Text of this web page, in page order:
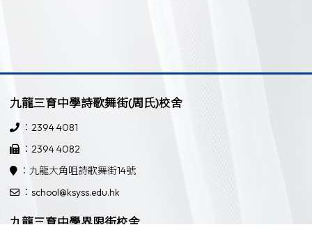
九龍三育中學詩歌舞街(周氏)校舍
：2394 4081
：2394 4082
：九龍大角咀詩歌舞街14號
：school@ksyss.edu.hk
九龍三育中學界限街校舍